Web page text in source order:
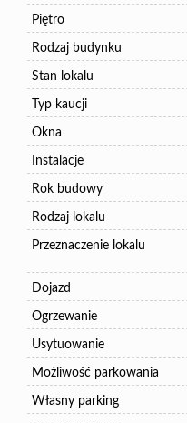
Piętro
Rodzaj budynku
Stan lokalu
Typ kaucji
Okna
Instalacje
Rok budowy
Rodzaj lokalu
Przeznaczenie lokalu
Dojazd
Ogrzewanie
Usytuowanie
Możliwość parkowania
Własny parking